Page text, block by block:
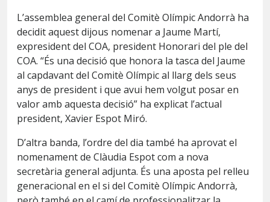
L’assemblea general del Comitè Olímpic Andorrà ha
decidit aquest dijous nomenar a Jaume Martí,
expresident del COA, president Honorari del ple del
COA. “És una decisió que honora la tasca del Jaume
al capdavant del Comitè Olímpic al llarg dels seus
anys de president i que avui hem volgut posar en
valor amb aquesta decisió” ha explicat l’actual
president, Xavier Espot Miró.
D’altra banda, l’ordre del dia també ha aprovat el
nomenament de Clàudia Espot com a nova
secretària general adjunta. És una aposta pel relleu
generacional en el si del Comitè Olímpic Andorrà,